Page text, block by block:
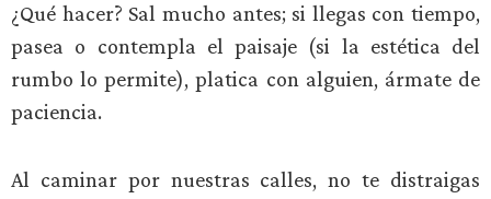
¿Qué hacer? Sal mucho antes; si llegas con tiempo,
pasea o contempla el paisaje (si la estética del
rumbo lo permite), platica con alguien, ármate de
paciencia.
Al caminar por nuestras calles, no te distraigas